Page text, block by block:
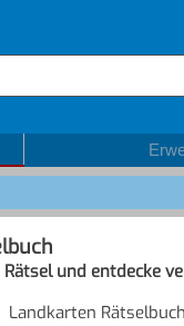
und entdecke
Landkarten Rätselbuch